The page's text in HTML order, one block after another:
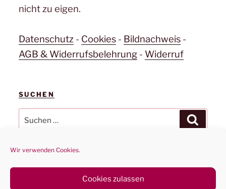
Wir verwenden Cookies.
Cookies zulassen
nicht zu eigen.
Datenschutz- Cookies- Bildnachweis-
AGB & Widerrufsbelehrung- Widerruf
SUCHEN
Suchen
nach:
Stolz präsentiert von WordPress